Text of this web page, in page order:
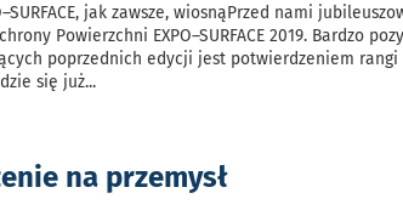
jak zawsze, wiosnąPrzed nami
Powierzchni EXPO–SURFACE 2019. Bardzo
poprzednich edycji jest potwierdzeniem rangi
się już...
na przemysł